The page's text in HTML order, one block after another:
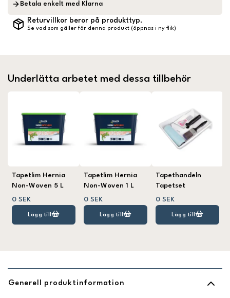
Betala enkelt med Klarna
Returvillkor beror på produkttyp.
Se vad som gäller för denna produkt (öppnas i ny flik)
Underlätta arbetet med dessa tillbehör
Tapetlim Hernia
Non-Woven 5 L
0 SEK
Lägg till
Tapetlim Hernia
Non-Woven 1 L
0 SEK
Lägg till
Tapethandeln
Tapetset
0 SEK
Lägg till
Generell produktinformation